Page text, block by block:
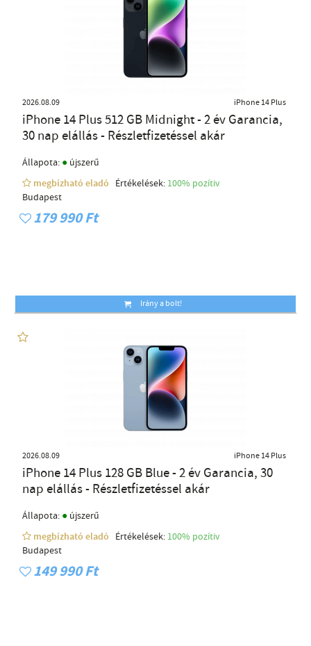
2026.08.09 iPhone 14 Plus
iPhone 14 Plus 512 GB Midnight - 2 év Garancia,
30 nap elállás - Részletfizetéssel akár
Állapota: ● újszerű
megbízható eladó
Értékelések: 100% pozítiv
Budapest
179 990 Ft
Irány a bolt!
2026.08.09 iPhone 14 Plus
iPhone 14 Plus 128 GB Blue - 2 év Garancia, 30
nap elállás - Részletfizetéssel akár
Állapota: ● újszerű
megbízható eladó
Értékelések: 100% pozítiv
Budapest
149 990 Ft